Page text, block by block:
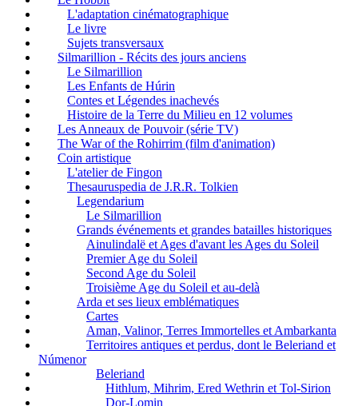
L'adaptation cinématographique
Le livre
Sujets transversaux
Silmarillion - Récits des jours anciens
Le Silmarillion
Les Enfants de Húrin
Contes et Légendes inachevés
Histoire de la Terre du Milieu en 12 volumes
Les Anneaux de Pouvoir (série TV)
The War of the Rohirrim (film d'animation)
Coin artistique
L'atelier de Fingon
Thesauruspedia de J.R.R. Tolkien
Legendarium
Le Silmarillion
Grands événements et grandes batailles historiques
Ainulindalë et Ages d'avant les Ages du Soleil
Premier Age du Soleil
Second Age du Soleil
Troisième Age du Soleil et au-delà
Arda et ses lieux emblématiques
Cartes
Aman, Valinor, Terres Immortelles et Ambarkanta
Territoires antiques et perdus, dont le Beleriand et
Númenor
Beleriand
Hithlum, Mihrim, Ered Wethrin et Tol-Sirion
Dor-Lomin